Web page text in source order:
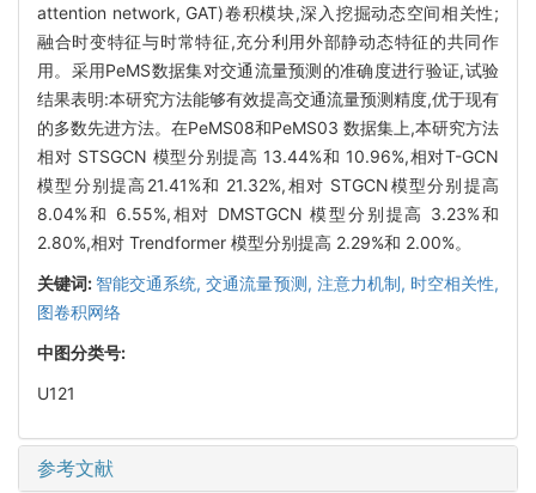
attention network, GAT)卷积模块,深入挖掘动态空间相关性;
融合时变特征与时常特征,充分利用外部静动态特征的共同作
用。采用PeMS数据集对交通流量预测的准确度进行验证,试验
结果表明:本研究方法能够有效提高交通流量预测精度,优于现有
的多数先进方法。在PeMS08和PeMS03 数据集上,本研究方法
相对 STSGCN 模型分别提高 13.44%和 10.96%,相对T-GCN
模型分别提高21.41%和 21.32%,相对 STGCN模型分别提高
8.04%和 6.55%,相对 DMSTGCN 模型分别提高 3.23%和
2.80%,相对 Trendformer 模型分别提高 2.29%和 2.00%。
关键词: 智能交通系统,交通流量预测, 注意力机制, 时空相关性,
图卷积网络
中图分类号:
U121
参考文献